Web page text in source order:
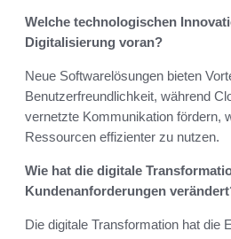
Welche technologischen
Digitalisierung voran?
Neue Softwarelösungen bieten
Benutzerfreundlichkeit, während
vernetzte Kommunikation fördern,
Ressourcen effizienter zu nutzen.
Wie hat die digitale
Kundenanforderungen
Die digitale Transformation hat die